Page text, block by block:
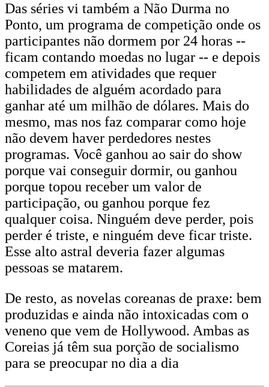
Das séries vi também a Não Durma no
Ponto, um programa de competição onde os
participantes não dormem por 24 horas --
ficam contando moedas no lugar -- e depois
competem em atividades que requer
habilidades de alguém acordado para
ganhar até um milhão de dólares. Mais do
mesmo, mas nos faz comparar como hoje
não devem haver perdedores nestes
programas. Você ganhou ao sair do show
porque vai conseguir dormir, ou ganhou
porque topou receber um valor de
participação, ou ganhou porque fez
qualquer coisa. Ninguém deve perder, pois
perder é triste, e ninguém deve ficar triste.
Esse alto astral deveria fazer algumas
pessoas se matarem.
De resto, as novelas coreanas de praxe: bem
produzidas e ainda não intoxicadas com o
veneno que vem de Hollywood. Ambas as
Coreias já têm sua porção de socialismo
para se preocupar no dia a dia